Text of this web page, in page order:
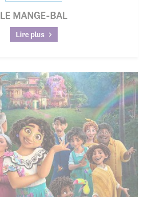
LE MANGE-BAL
Lire plus